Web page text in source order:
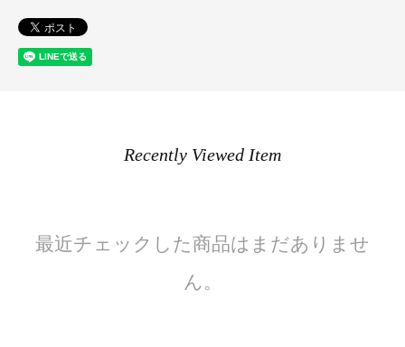
Recently Viewed Item
最近チェックした商品はまだありませ
ん。